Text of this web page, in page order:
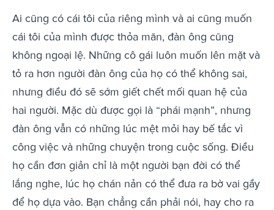
Ai cũng có cái tôi của riêng mình và ai cũng muốn
cái tôi của mình được thỏa mãn, đàn ông cũng
không ngoại lệ. Những cô gái luôn muốn lên mặt và
tỏ ra hơn người đàn ông của họ có thể không sai,
nhưng điều đó sẽ sớm giết chết mối quan hệ của
hai người. Mặc dù được gọi là “phái mạnh”, nhưng
đàn ông vẫn có những lúc mệt mỏi hay bế tắc vì
công việc và những chuyện trong cuộc sống. Điều
họ cần đơn giản chỉ là một người bạn đời có thể
lắng nghe, lúc họ chán nản có thể đưa ra bờ vai gầy
để họ dựa vào. Bạn chẳng cần phải nói, hay cho ra